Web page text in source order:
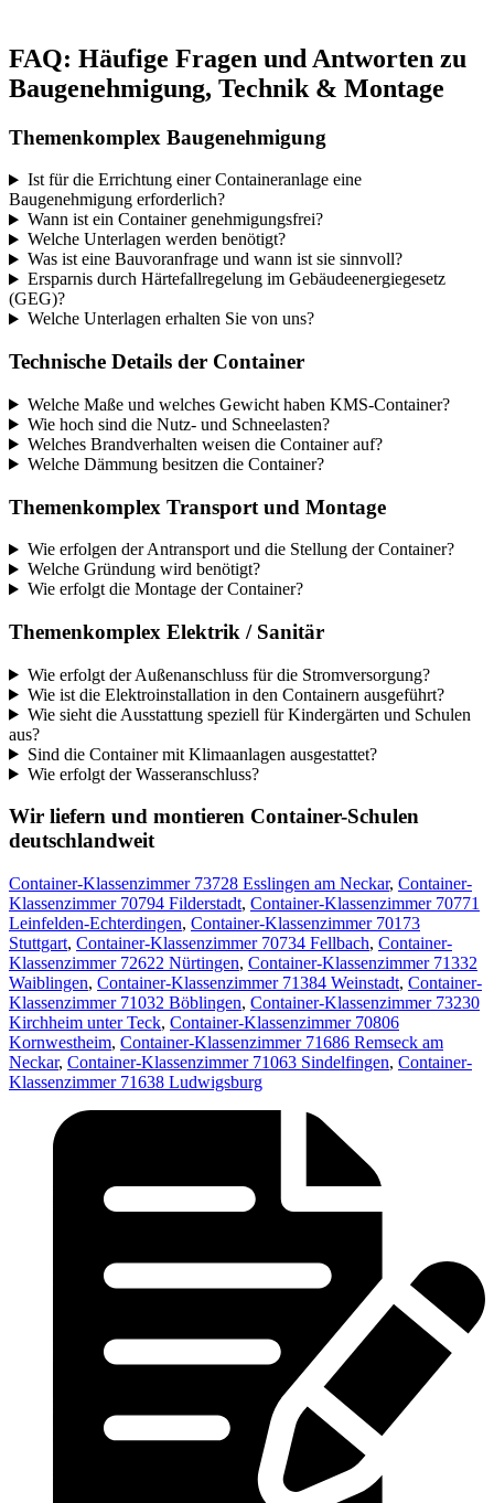
FAQ: Häufige Fragen und Antworten zu
Baugenehmigung, Technik & Montage
Themenkomplex Baugenehmigung
Ist für die Errichtung einer Containeranlage eine
Baugenehmigung erforderlich?
Wann ist ein Container genehmigungsfrei?
Welche Unterlagen werden benötigt?
Was ist eine Bauvoranfrage und wann ist sie sinnvoll?
Ersparnis durch Härtefallregelung im Gebäudeenergiegesetz
(GEG)?
Welche Unterlagen erhalten Sie von uns?
Technische Details der Container
Welche Maße und welches Gewicht haben KMS-Container?
Wie hoch sind die Nutz- und Schneelasten?
Welches Brandverhalten weisen die Container auf?
Welche Dämmung besitzen die Container?
Themenkomplex Transport und Montage
Wie erfolgen der Antransport und die Stellung der Container?
Welche Gründung wird benötigt?
Wie erfolgt die Montage der Container?
Themenkomplex Elektrik / Sanitär
Wie erfolgt der Außenanschluss für die Stromversorgung?
Wie ist die Elektroinstallation in den Containern ausgeführt?
Wie sieht die Ausstattung speziell für Kindergärten und Schulen
aus?
Sind die Container mit Klimaanlagen ausgestattet?
Wie erfolgt der Wasseranschluss?
Wir liefern und montieren Container-Schulen
deutschlandweit
Container-Klassenzimmer 73728 Esslingen am Neckar, Container-
Klassenzimmer 70794 Filderstadt, Container-Klassenzimmer 70771
Leinfelden-Echterdingen, Container-Klassenzimmer 70173
Stuttgart, Container-Klassenzimmer 70734 Fellbach, Container-
Klassenzimmer 72622 Nürtingen, Container-Klassenzimmer 71332
Waiblingen, Container-Klassenzimmer 71384 Weinstadt, Container-
Klassenzimmer 71032 Böblingen, Container-Klassenzimmer 73230
Kirchheim unter Teck, Container-Klassenzimmer 70806
Kornwestheim, Container-Klassenzimmer 71686 Remseck am
Neckar, Container-Klassenzimmer 71063 Sindelfingen, Container-
Klassenzimmer 71638 Ludwigsburg